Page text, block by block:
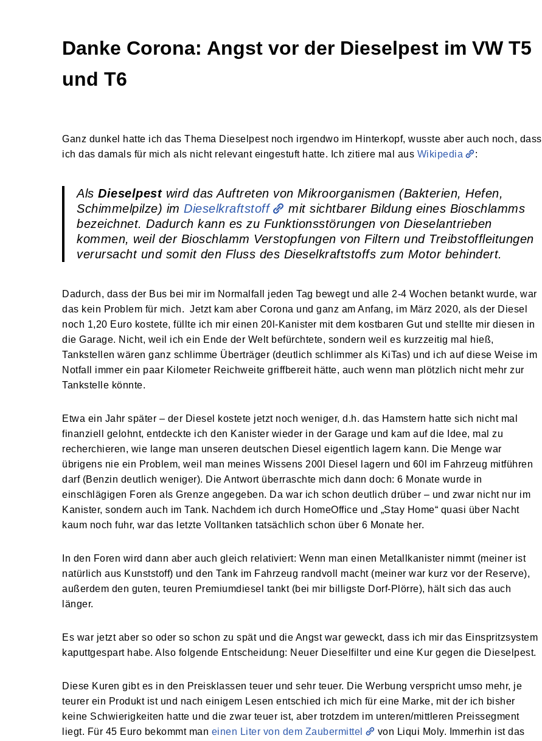
Danke Corona: Angst vor der Dieselpest im VW T5
und T6
Ganz dunkel hatte ich das Thema Dieselpest noch irgendwo im Hinterkopf, wusste aber auch noch, dass
ich das damals für mich als nicht relevant eingestuft hatte. Ich zitiere mal aus Wikipedia :
Als Dieselpestwird das Auftreten von Mikroorganismen (Bakterien, Hefen,
Schimmelpilze) im Dieselkraftstoff
mit sichtbarer Bildung eines Bioschlamms
bezeichnet. Dadurch kann es zu Funktionsstörungen von Dieselantrieben
kommen, weil der Bioschlamm Verstopfungen von Filtern und Treibstoffleitungen
verursacht und somit den Fluss des Dieselkraftstoffs zum Motor behindert.
Dadurch, dass der Bus bei mir im Normalfall jeden Tag bewegt und alle 2-4 Wochen betankt wurde, war
das kein Problem für mich. Jetzt kam aber Corona und ganz am Anfang, im März 2020, als der Diesel
noch 1,20 Euro kostete, füllte ich mir einen 20l-Kanister mit dem kostbaren Gut und stellte mir diesen in
die Garage. Nicht, weil ich ein Ende der Welt befürchtete, sondern weil es kurzzeitig mal hieß,
Tankstellen wären ganz schlimme Überträger (deutlich schlimmer als KiTas) und ich auf diese Weise im
Notfall immer ein paar Kilometer Reichweite griffbereit hätte, auch wenn man plötzlich nicht mehr zur
Tankstelle könnte.
Etwa ein Jahr später – der Diesel kostete jetzt noch weniger, d.h. das Hamstern hatte sich nicht mal
finanziell gelohnt, entdeckte ich den Kanister wieder in der Garage und kam auf die Idee, mal zu
recherchieren, wie lange man unseren deutschen Diesel eigentlich lagern kann. Die Menge war
übrigens nie ein Problem, weil man meines Wissens 200l Diesel lagern und 60l im Fahrzeug mitführen
darf (Benzin deutlich weniger). Die Antwort überraschte mich dann doch: 6 Monate wurde in
einschlägigen Foren als Grenze angegeben. Da war ich schon deutlich drüber – und zwar nicht nur im
Kanister, sondern auch im Tank. Nachdem ich durch HomeOffice und „Stay Home“ quasi über Nacht
kaum noch fuhr, war das letzte Volltanken tatsächlich schon über 6 Monate her.
In den Foren wird dann aber auch gleich relativiert: Wenn man einen Metallkanister nimmt (meiner ist
natürlich aus Kunststoff) und den Tank im Fahrzeug randvoll macht (meiner war kurz vor der Reserve),
außerdem den guten, teuren Premiumdiesel tankt (bei mir billigste Dorf-Plörre), hält sich das auch
länger.
Es war jetzt aber so oder so schon zu spät und die Angst war geweckt, dass ich mir das Einspritzsystem
kaputtgespart habe. Also folgende Entscheidung: Neuer Dieselfilter und eine Kur gegen die Dieselpest.
Diese Kuren gibt es in den Preisklassen teuer und sehr teuer. Die Werbung verspricht umso mehr, je
teurer ein Produkt ist und nach einigem Lesen entschied ich mich für eine Marke, mit der ich bisher
keine Schwierigkeiten hatte und die zwar teuer ist, aber trotzdem im unteren/mittleren Preissegment
liegt. Für 45 Euro bekommt man einen Liter von dem Zaubermittel
von Liqui Moly. Immerhin ist das